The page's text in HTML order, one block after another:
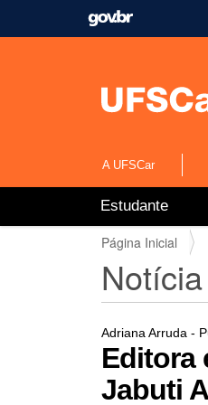
A UFSCar
v
Estudante
V
ê
s
t
á
a
Página Inicial
Notícia
Adriana Arruda -
Editora
Jabuti